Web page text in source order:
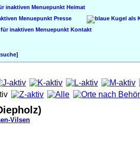
Heimat
Presse
Kontakt
Vilsen